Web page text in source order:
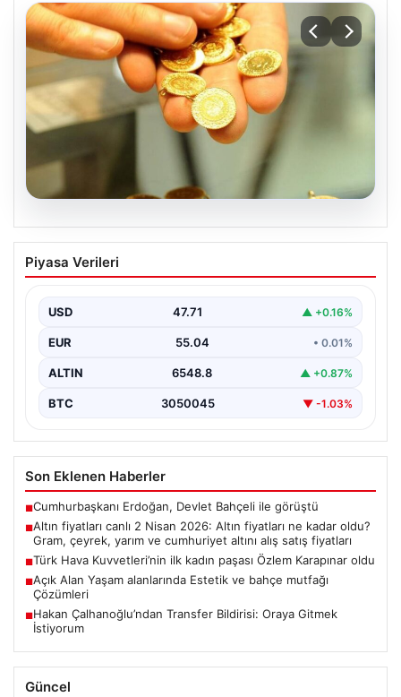
05.08.2026
Altın fiyatları canlı 2 Nisan 2026: Altın
fiyatları ne kadar oldu? Gram, çeyrek,
fiyatları
Piyasa Verileri
USD 47.71 ▲ +0.16%
EUR 55.04 • 0.01%
ALTIN 6548.8 ▲ +0.87%
BTC 3050045 ▼ -1.03%
Son Eklenen Haberler
■Cumhurbaşkanı Erdoğan, Devlet Bahçeli ile görüştü
■Altın fiyatları canlı 2 Nisan 2026: Altın fiyatları ne kadar oldu?
Gram, çeyrek, yarım ve cumhuriyet altını alış satış fiyatları
■Türk Hava Kuvvetleri’nin ilk kadın paşası Özlem Karapınar oldu
■Açık Alan Yaşam alanlarında Estetik ve bahçe mutfağı
Çözümleri
■Hakan Çalhanoğlu’ndan Transfer Bildirisi: Oraya Gitmek
İstiyorum
Güncel